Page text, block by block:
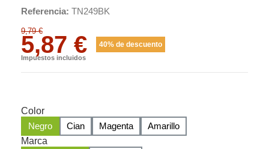
Referencia TN249BK
9,79 €
5,87 € 40% de descuento
Impuestos incluidos
Color
Negro
Cian Magenta
Amarillo
Marca